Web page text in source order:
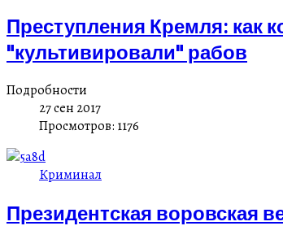
Преступления Кремля: как
"культивировали" рабов
Подробности
27 сен 2017
Просмотров: 1176
Криминал
Президентская воровская